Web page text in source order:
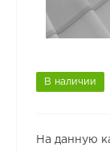
В наличии
На данную